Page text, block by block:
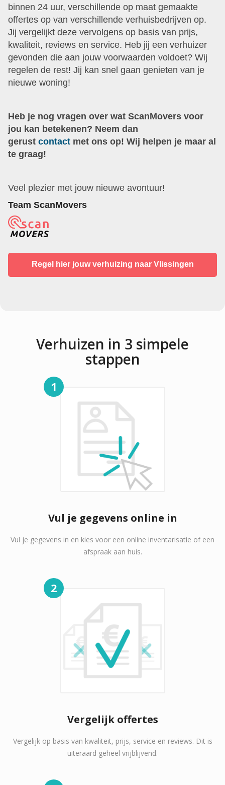
binnen 24 uur, verschillende op maat gemaakte
offertes op van verschillende verhuisbedrijven op.
Jij vergelijkt deze vervolgens op basis van prijs,
kwaliteit, reviews en service. Heb jij een verhuizer
gevonden die aan jouw voorwaarden voldoet? Wij
regelen de rest! Jij kan snel gaan genieten van je
nieuwe woning!
Heb je nog vragen over wat ScanMovers voor
jou kan betekenen? Neem dan
gerust contact met ons op! Wij helpen je maar al
te graag!
Veel plezier met jouw nieuwe avontuur!
Team ScanMovers
Regel hier jouw verhuizing naar Vlissingen
Verhuizen in 3 simpele
stappen
1
Vul je gegevens online in
Vul je gegevens in en kies voor een online inventarisatie of een
afspraak aan huis.
2
Vergelijk offertes
Vergelijk op basis van kwaliteit, prijs, service en reviews. Dit is
uiteraard geheel vrijblijvend.